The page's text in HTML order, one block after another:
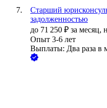
Старший
задолженностью
до 71 250 ₽ за месяц,
Опыт 3-6 лет
Выплаты: Два раза в